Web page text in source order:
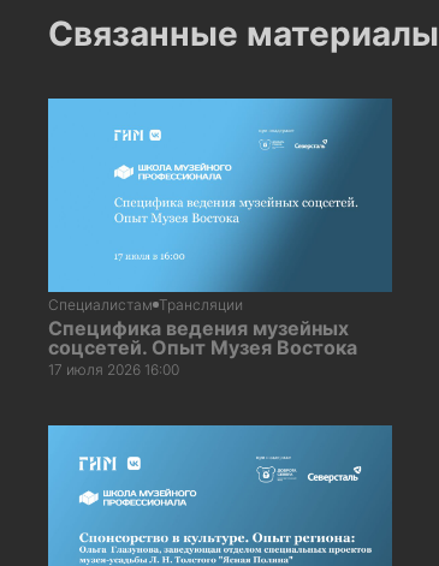
Связанные материалы
Специалистам Трансляции
Специфика ведения музейных
соцсетей. Опыт Музея Востока
17 июля 2026 16:00